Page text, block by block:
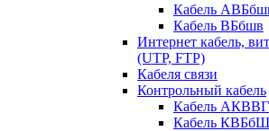
Кабель
Кабель ВБбшв
Интернет кабель,
(UTP, FTP)
Кабеля связи
Контрольный кабель
Кабель АКВВГ
Кабель